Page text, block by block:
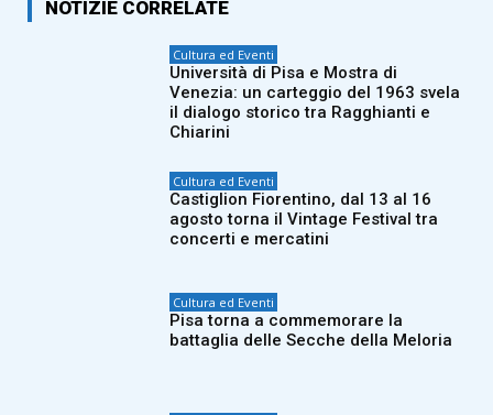
NOTIZIE CORRELATE
Cultura ed Eventi
Università di Pisa e Mostra di
Venezia: un carteggio del 1963 svela
il dialogo storico tra Ragghianti e
Chiarini
Cultura ed Eventi
Castiglion Fiorentino, dal 13 al 16
agosto torna il Vintage Festival tra
concerti e mercatini
Cultura ed Eventi
Pisa torna a commemorare la
battaglia delle Secche della Meloria